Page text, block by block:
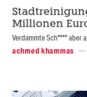
Millionen
Verdammte Sch**** aber
achmed khammas